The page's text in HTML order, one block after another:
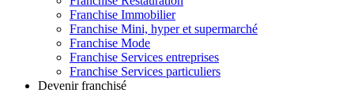
Franchise Immobilier
Franchise Mini, hyper et supermarché
Franchise Mode
Franchise Services entreprises
Franchise Services particuliers
Devenir franchisé